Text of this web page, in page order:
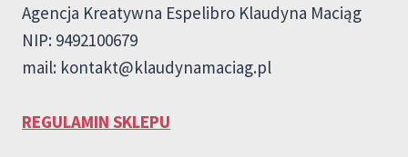
Agencja Kreatywna Espelibro Klaudyna Maciąg
NIP: 9492100679
mail: kontakt@klaudynamaciag.pl
REGULAMIN SKLEPU